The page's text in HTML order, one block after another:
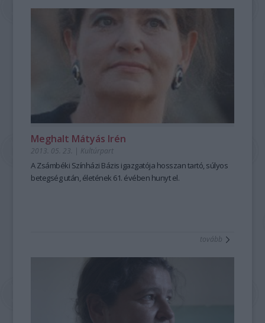
Meghalt Mátyás Irén
2013. 05. 23. | Kultúrpart
AZsámbéki Színházi Bázis igazgatója hosszan tartó, súlyos
betegségután, életének 61. évében hunyt el.
tovább